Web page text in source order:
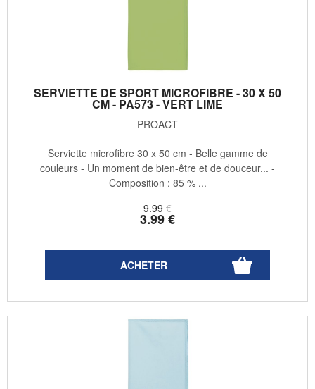
SERVIETTE DE SPORT MICROFIBRE - 30 X 50
CM - PA573 - VERT LIME
PROACT
9.99 €
3.99€
Serviette microfibre 30 x 50 cm - Belle gamme de
couleurs - Un moment de bien-être et de douceur... -
Composition : 85 % ...